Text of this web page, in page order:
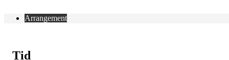
Arrangement
Tid